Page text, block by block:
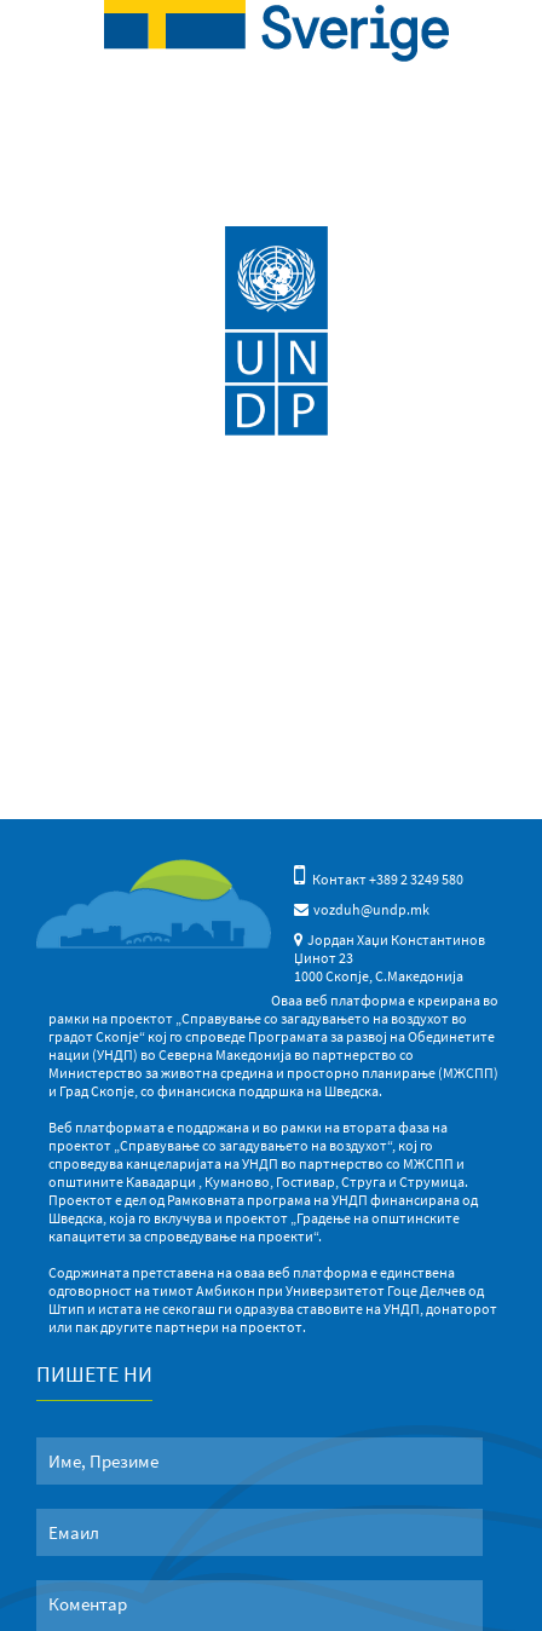
Контакт +389 2 3249 580
vozduh@undp.mk
Јордан Хаџи Константинов
Џинот 23
1000 Скопје, С.Македонија
Оваа веб платформа е креирана во
рамки на проектот „Справување со загадувањето на воздухот во
градот Скопје“ кој го спроведе Програмата за развој на Обединетите
нации (УНДП) во Северна Македонија во партнерство со
Министерство за животна средина и просторно планирање (МЖСПП)
и Град Скопје, со финансиска поддршка на Шведска.
Веб платформата е поддржана и во рамки на втората фаза на
проектот „Справување со загадувањето на воздухот“, кој го
спроведува канцеларијата на УНДП во партнерство со МЖСПП и
општините Кавадарци , Куманово, Гостивар, Струга и Струмица.
Проектот е дел од Рамковната програма на УНДП финансирана од
Шведска, која го вклучува и проектот „Градење на општинските
капацитети за спроведување на проекти“.
Содржината претставена на оваа веб платформа е единствена
одговорност на тимот Амбикон при Универзитетот Гоце Делчев од
Штип и истата не секогаш ги одразува ставовите на УНДП, донаторот
или пак другите партнери на проектот.
ПИШЕТЕ НИ